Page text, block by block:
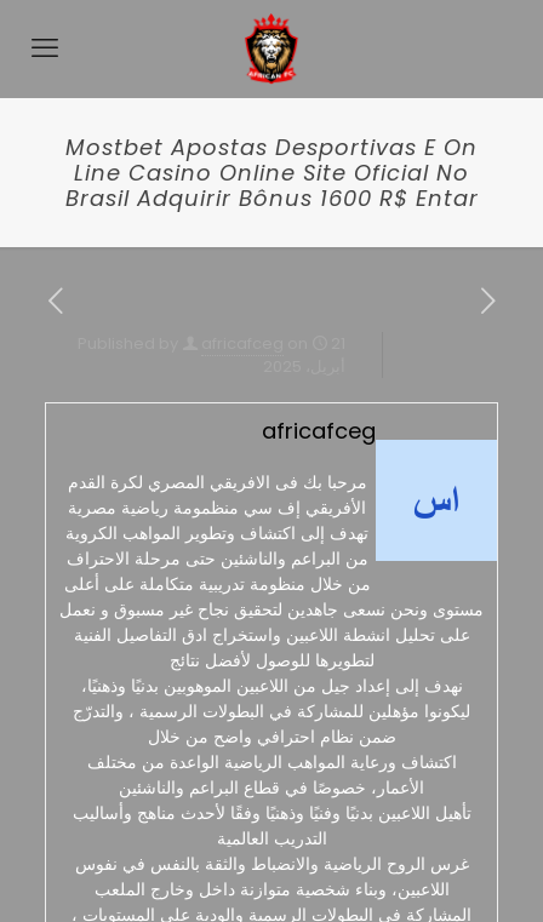
Mostbet Apostas Desportivas E On
Line Casino Online Site Oficial No
Brasil Adquirir Bônus 1600 R$ Entar
africafceg
مرحبا بك فى الافريقي المصري لكرة القدم
الأفريقي إف سي منظمومة رياضية مصرية
تهدف إلى اكتشاف وتطوير المواهب الكروية
من البراعم والناشئين حتى مرحلة الاحتراف
من خلال منظومة تدريبية متكاملة على أعلى
مستوى ونحن نسعى جاهدين لتحقيق نجاح غير مسبوق و نعمل
على تحليل انشطة اللاعبين واستخراج ادق التفاصيل الفنية
لتطويرها للوصول لأفضل نتائج
نهدف إلى إعداد جيل من اللاعبين الموهوبين بدنيًا وذهنيًا،
ليكونوا مؤهلين للمشاركة في البطولات الرسمية ، والتدرّج
ضمن نظام احترافي واضح من خلال
اكتشاف ورعاية المواهب الرياضية الواعدة من مختلف
الأعمار، خصوصًا في قطاع البراعم والناشئين
تأهيل اللاعبين بدنيًا وفنيًا وذهنيًا وفقًا لأحدث مناهج وأساليب
التدريب العالمية
غرس الروح الرياضية والانضباط والثقة بالنفس في نفوس
اللاعبين، وبناء شخصية متوازنة داخل وخارج الملعب
المشاركة في البطولات الرسمية والودية على المستويات ،